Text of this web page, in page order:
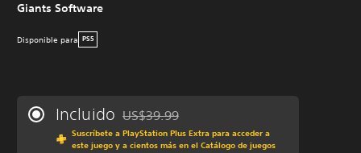
Giants Software
Disponible para PS5
Incluido Rebajado del precio original de US$39.99
US$39.99
Suscríbete a PlayStation Plus Extra para acceder a
este juego y a cientos más en el Catálogo de juegos